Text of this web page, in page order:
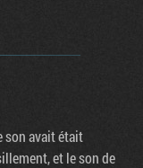
son avait était
et le son de